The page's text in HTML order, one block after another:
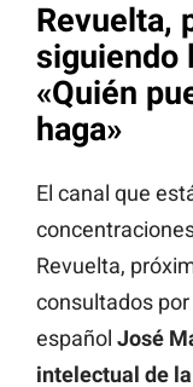
Revuelta,
siguiendo
«Quién
haga»
El canal que
Revuelta,
consultados
español José
intelectual de